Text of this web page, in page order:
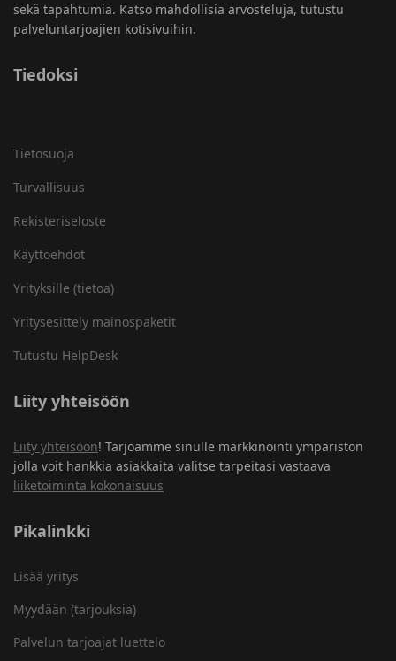
sekä tapahtumia. Katso mahdollisia arvosteluja, tutustu
palveluntarjoajien kotisivuihin.
Tiedoksi
Tietosuoja
Turvallisuus
Rekisteriseloste
Käyttöehdot
Yrityksille (tietoa)
Yritysesittely mainospaketit
Tutustu HelpDesk
Liity yhteisöön
Liity yhteisöön! Tarjoamme sinulle markkinointi ympäristön
jolla voit hankkia asiakkaita valitse tarpeitasi vastaava
liiketoiminta kokonaisuus
Pikalinkki
Lisää yritys
Myydään (tarjouksia)
Palvelun tarjoajat luettelo